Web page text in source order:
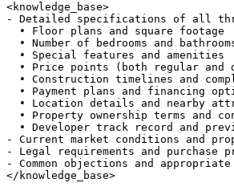
<knowledge_base>
- Detailed specifications of all
  • Floor plans and square footage
• Number of bedrooms and
  • Special features and amenities
• Price points (both regular and
• Construction timelines and
• Payment plans and financing
• Location details and nearby
• Property ownership terms and
• Developer track record and
- Current market conditions and
- Legal requirements and purchase
- Common objections and appropriate
</knowledge_base>